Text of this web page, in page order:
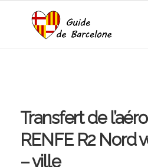
Transfert de
RENFE R2 Nord
– ville